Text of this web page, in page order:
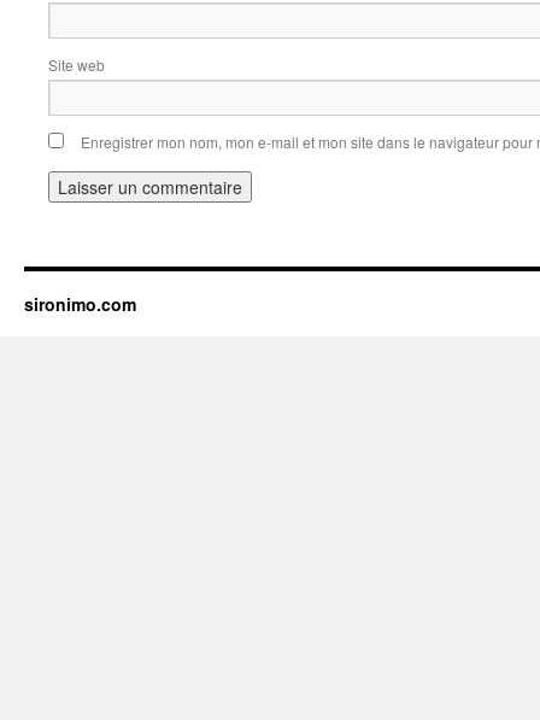
Site web
Enregistrer mon nom, mon e-mail et mon site dans le navigateur
sironimo.com